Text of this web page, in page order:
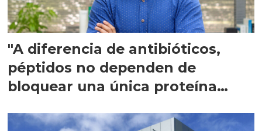
"A diferencia de antibióticos,
péptidos no dependen de
bloquear una única proteína